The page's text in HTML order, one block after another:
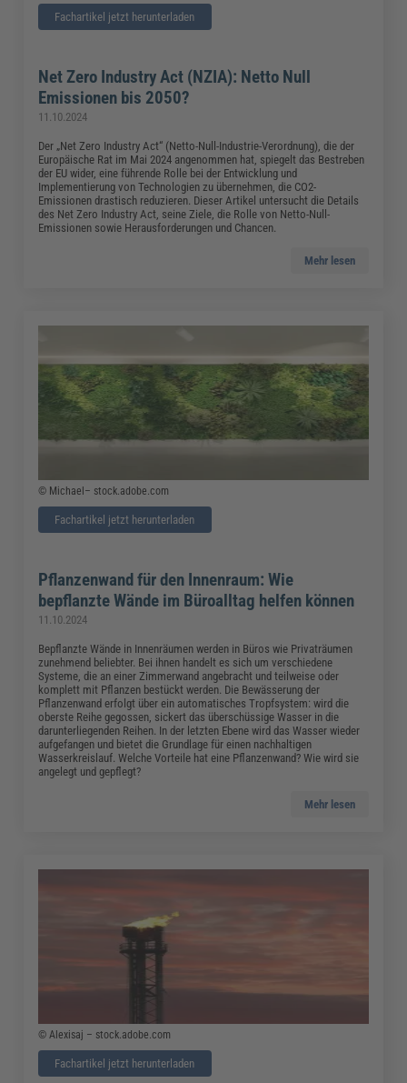
Fachartikel jetzt herunterladen
Net Zero Industry Act (NZIA): Netto Null
Emissionen bis 2050?
11.10.2024
Der „Net Zero Industry Act“ (Netto-Null-Industrie-Verordnung), die der
Europäische Rat im Mai 2024 angenommen hat, spiegelt das Bestreben
der EU wider, eine führende Rolle bei der Entwicklung und
Implementierung von Technologien zu übernehmen, die CO2-
Emissionen drastisch reduzieren. Dieser Artikel untersucht die Details
des Net Zero Industry Act, seine Ziele, die Rolle von Netto-Null-
Emissionen sowie Herausforderungen und Chancen.
Mehr lesen
© Michael– stock.adobe.com
Fachartikel jetzt herunterladen
Pflanzenwand für den Innenraum: Wie
bepflanzte Wände im Büroalltag helfen können
11.10.2024
Bepflanzte Wände in Innenräumen werden in Büros wie Privaträumen
zunehmend beliebter. Bei ihnen handelt es sich um verschiedene
Systeme, die an einer Zimmerwand angebracht und teilweise oder
komplett mit Pflanzen bestückt werden. Die Bewässerung der
Pflanzenwand erfolgt über ein automatisches Tropfsystem: wird die
oberste Reihe gegossen, sickert das überschüssige Wasser in die
darunterliegenden Reihen. In der letzten Ebene wird das Wasser wieder
aufgefangen und bietet die Grundlage für einen nachhaltigen
Wasserkreislauf. Welche Vorteile hat eine Pflanzenwand? Wie wird sie
angelegt und gepflegt?
Mehr lesen
© Alexisaj – stock.adobe.com
Fachartikel jetzt herunterladen